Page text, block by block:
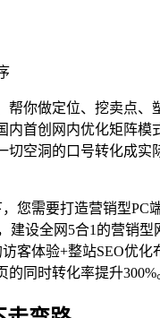
帮你做定位、挖卖点、
内首创网内优化矩阵模
切空洞的口号转化成实
您需要打造营销型PC
建设全网5合1的营销型
客体验+整站SEO优化
同时转化率提升300%